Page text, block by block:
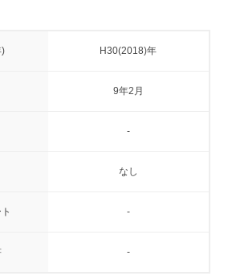
) H30(2018)年
9年2月
-
なし
-
-